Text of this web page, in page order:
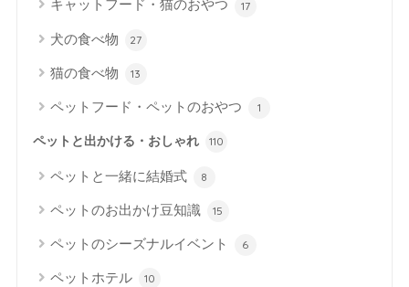
キャットフード・猫のおやつ 17
犬の食べ物 27
猫の食べ物 13
ペットフード・ペットのおやつ 1
ペットと出かける・おしゃれ 110
ペットと一緒に結婚式 8
ペットのお出かけ豆知識 15
ペットのシーズナルイベント 6
ペットホテル 10